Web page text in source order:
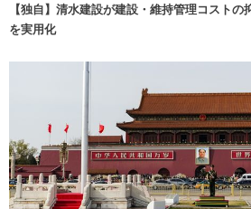
【独自】清水建設が建設・維持管理コスト
を実用化